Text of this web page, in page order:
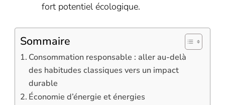
fort potentiel écologique.
Sommaire
Consommation responsable : aller au-delà
des habitudes classiques vers un impact
durable
Économie d’énergie et énergies